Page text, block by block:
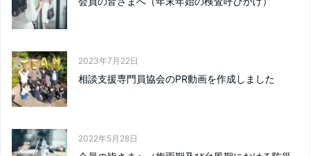
2023年7月22日
相談支援専門員協会のPR動画を作成しました
2022年5月28日